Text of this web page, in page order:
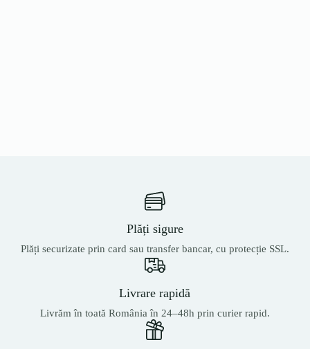
Plăți sigure
Plăți securizate prin card sau transfer bancar, cu protecție SSL.
Livrare rapidă
Livrăm în toată România în 24–48h prin curier rapid.